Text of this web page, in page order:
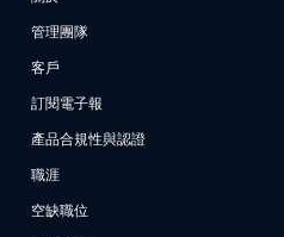
管理團隊
客戶
訂閱電子報
產品合規性與認證
職涯
空缺職位